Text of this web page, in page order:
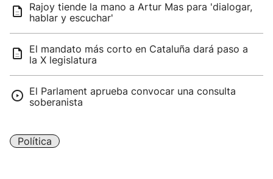
Rajoy tiende la mano a Artur Mas para 'dialogar,
hablar y escuchar'
El mandato más corto en Cataluña dará paso a
la X legislatura
El Parlament aprueba convocar una consulta
soberanista
Política